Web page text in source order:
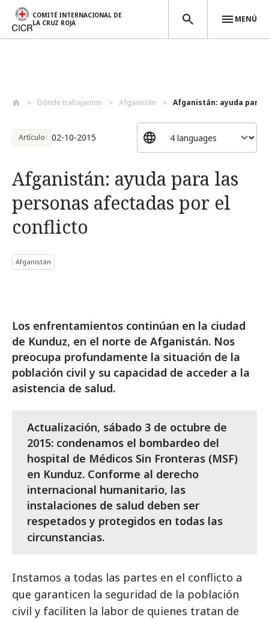
COMITÉ INTERNACIONAL DE
LA CRUZ ROJA
MENÚ
Dónde trabajamos Afganistán Afganistán: ayuda para
Artículo 02-10-2015
Afganistán: ayuda para las
personas afectadas por el
conflicto
Afganistán
Los enfrentamientos continúan en la ciudad
de Kunduz, en el norte de Afganistán. Nos
preocupa profundamente la situación de la
población civil y su capacidad de acceder a la
asistencia de salud.
Actualización, sábado 3 de octubre de
2015: condenamos el bombardeo del
hospital de Médicos Sin Fronteras (MSF)
en Kunduz. Conforme al derecho
internacional humanitario, las
instalaciones de salud deben ser
respetados y protegidos en todas las
circunstancias.
Instamos a todas las partes en el conflicto a
que garanticen la seguridad de la población
civil y faciliten la labor de quienes tratan de